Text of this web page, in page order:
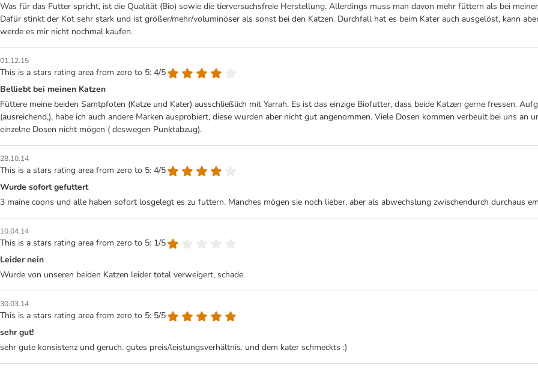
Was für das Futter spricht, ist die Qualität (Bio) sowie die tierversuchsfreie Herstellung. Allerdings muss man davon mehr füttern als bei
Dafür stinkt der Kot sehr stark und ist größer/mehr/voluminöser als sonst bei den Katzen. Durchfall hat es beim Kater auch ausgelöst, kann
werde es mir nicht nochmal kaufen.
01.12.15
This is a stars rating area from zero to 5: 4/5
Belliebt bei meinen Katzen
Füttere meine beiden Samtpfoten (Katze und Kater) ausschließlich mit Yarrah, Es ist das einzige Biofutter, dass beide Katzen gerne fressen.
(ausreichend,), habe ich auch andere Marken ausprobiert, diese wurden aber nicht gut angenommen. Viele Dosen kommen verbeult bei uns an
einzelne Dosen nicht mögen ( deswegen Punktabzug).
28.10.14
This is a stars rating area from zero to 5: 4/5
Wurde sofort gefuttert
3 maine coons und alle haben sofort losgelegt es zu futtern. Manches mögen sie noch lieber, aber als abwechslung zwischendurch durchaus
10.04.14
This is a stars rating area from zero to 5: 1/5
Leider nein
Wurde von unseren beiden Katzen leider total verweigert, schade
30.03.14
This is a stars rating area from zero to 5: 5/5
sehr gut!
sehr gute konsistenz und geruch. gutes preis/leistungsverhältnis. und dem kater schmeckts :)